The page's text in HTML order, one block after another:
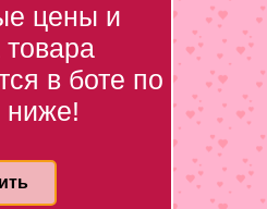
цены и
товара
в боте по
ниже!